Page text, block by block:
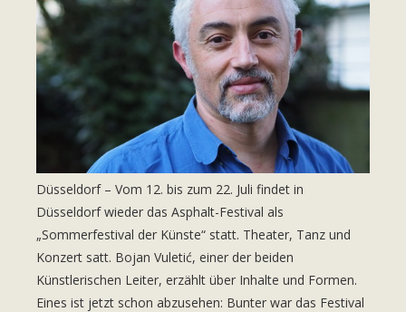
Düsseldorf – Vom 12. bis zum 22. Juli findet in
Düsseldorf wieder das Asphalt-Festival als
„Sommerfestival der Künste“ statt. Theater, Tanz und
Konzert satt. Bojan Vuletić, einer der beiden
Künstlerischen Leiter, erzählt über Inhalte und Formen.
Eines ist jetzt schon abzusehen: Bunter war das Festival